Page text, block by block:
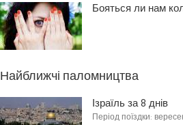
Бояться ли нам
Найближчі паломництва
Ізраїль за 8 днів
Період поїздки: